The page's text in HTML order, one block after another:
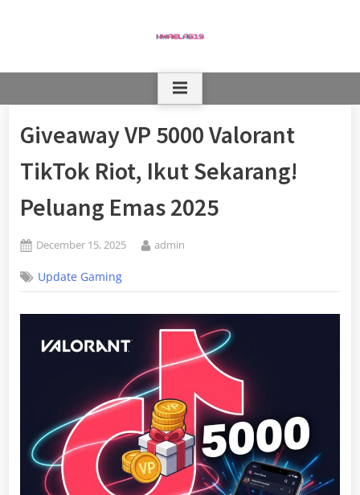
Giveaway VP 5000 Valorant
TikTok Riot, Ikut Sekarang!
Peluang Emas 2025
Posted
December 15, 2025 By
admin
Update Gaming